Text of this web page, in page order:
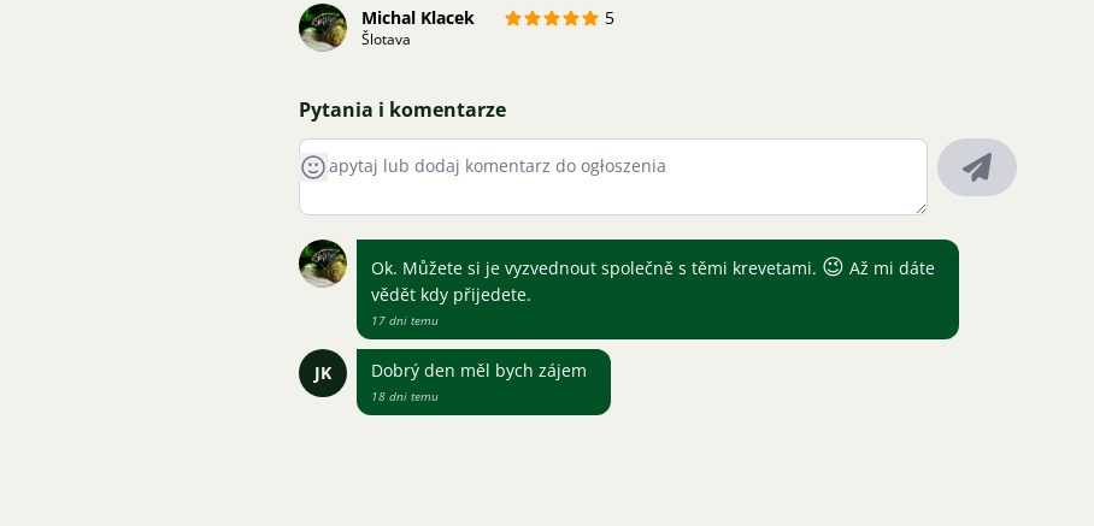
Michal Klacek 5
Šlotava
Pytania i komentarze
Ok. Můžete si je vyzvednout společně s těmi krevetami. 😉 Až mi dáte
vědět kdy přijedete.
17 dni temu
JK Dobrý den měl bych zájem
18 dni temu